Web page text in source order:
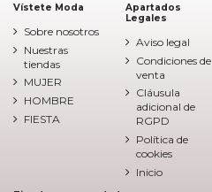
Vístete Moda
Sobre nosotros
Nuestras
tiendas
MUJER
HOMBRE
FIESTA
Apartados
Legales
Aviso legal
Condiciones de
venta
Cláusula
adicional de
RGPD
Política de
cookies
Inicio